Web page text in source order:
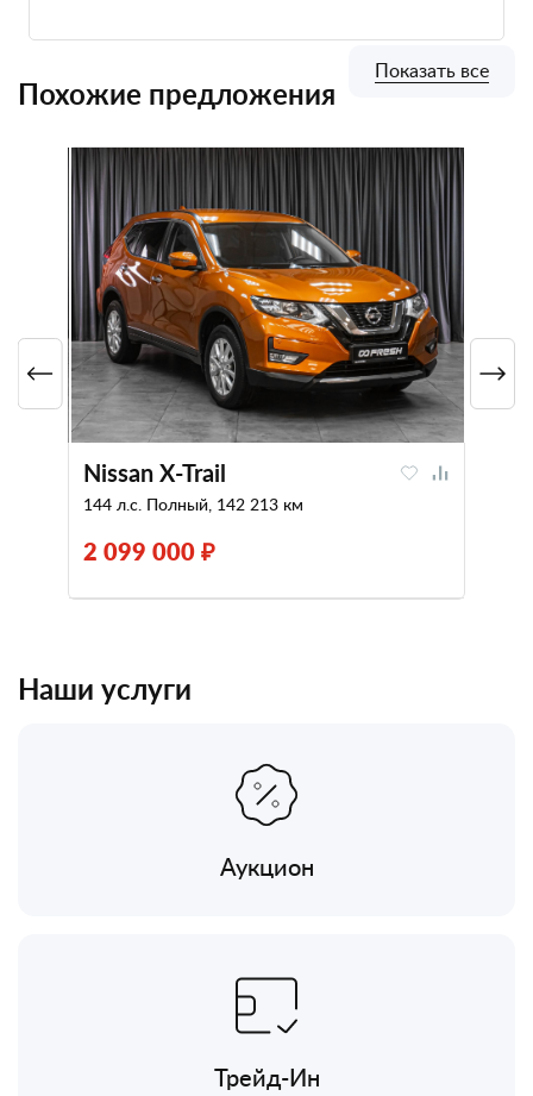
Похожие предложения
Nissan X-Trail
144 л.с. Полный, 142 213 км
2 099 000 ₽
Показать все
Наши услуги
Аукцион
Трейд-Ин